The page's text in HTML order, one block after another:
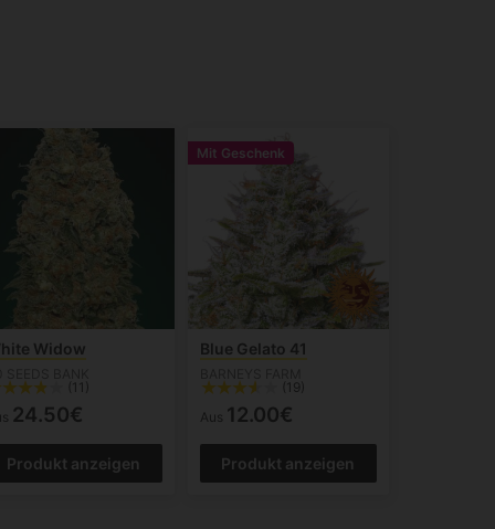
Widow
(11)
24.50€
Produkt anzeigen
Mit Geschenk
Blue Gelato 41
(19)
Aus 12.00€
Produkt anzeigen